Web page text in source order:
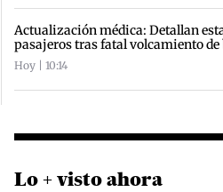
Actualización médica: Detallan
pasajeros tras fatal volcamiento
Hoy | 10:14
Lo + visto ahora